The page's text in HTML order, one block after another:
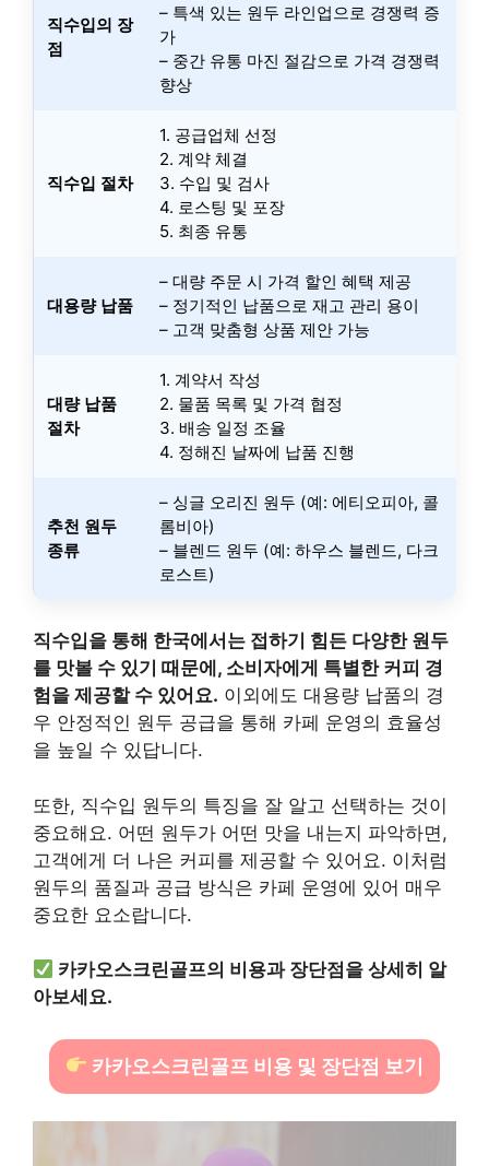
직수입의 장
점
– 특색 있는 원두 라인업으로 경쟁력 증
가
– 중간 유통 마진 절감으로 가격 경쟁력
향상
직수입 절차
1. 공급업체 선정
2. 계약 체결
3. 수입 및 검사
4. 로스팅 및 포장
5. 최종 유통
대용량 납품
– 대량 주문 시 가격 할인 혜택 제공
– 정기적인 납품으로 재고 관리 용이
– 고객 맞춤형 상품 제안 가능
대량 납품
절차
1. 계약서 작성
2. 물품 목록 및 가격 협정
3. 배송 일정 조율
4. 정해진 날짜에 납품 진행
추천 원두
종류
– 싱글 오리진 원두 (예: 에티오피아, 콜
롬비아)
– 블렌드 원두 (예: 하우스 블렌드, 다크
로스트)
직수입을 통해 한국에서는 접하기 힘든 다양한 원두
를 맛볼 수 있기 때문에, 소비자에게 특별한 커피 경
험을 제공할 수 있어요. 이외에도 대용량 납품의 경
우 안정적인 원두 공급을 통해 카페 운영의 효율성
을 높일 수 있답니다.
또한, 직수입 원두의 특징을 잘 알고 선택하는 것이
중요해요. 어떤 원두가 어떤 맛을 내는지 파악하면,
고객에게 더 나은 커피를 제공할 수 있어요. 이처럼
원두의 품질과 공급 방식은 카페 운영에 있어 매우
중요한 요소랍니다.
카카오스크린골프의 비용과 장단점을 상세히 알
아보세요.
카카오스크린골프 비용 및 장단점 보기